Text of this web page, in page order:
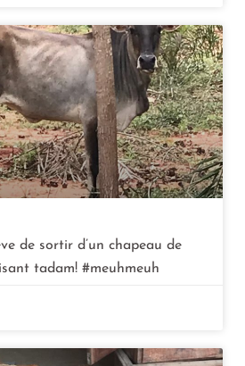
de sortir d’un chapeau de
tadam! #meuhmeuh